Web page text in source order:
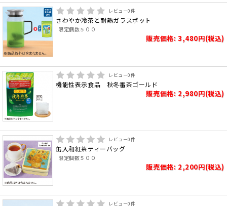
レビュー0件
さわやか冷茶と耐熱ガラスポット
限定個数５００
販売価格: 3,480円(税込)
レビュー0件
機能性表示食品 秋冬番茶ゴールド
販売価格: 2,980円(税込)
レビュー0件
缶入和紅茶ティーバッグ
限定個数５００
販売価格: 2,200円(税込)
レビュー0件